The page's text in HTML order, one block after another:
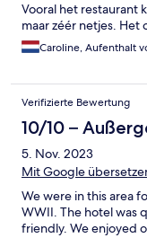
Vooral het restaurant
maar zéér netjes. Het
Caroline, Aufenthalt
Verifizierte Bewertung
10/10 –
5. Nov. 2023
Mit Google
We were in this area
WWII. The hotel was
friendly. We enjoyed